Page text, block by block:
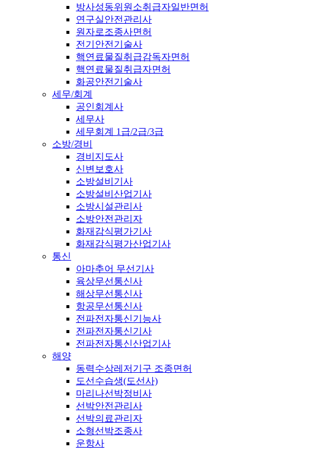
방사성동위원소취급자일반면허
연구실안전관리사
원자로조종사면허
전기안전기술사
핵연료물질취급감독자면허
핵연료물질취급자면허
화공안전기술사
세무/회계
공인회계사
세무사
세무회계 1급/2급/3급
소방/경비
경비지도사
신변보호사
소방설비기사
소방설비산업기사
소방시설관리사
소방안전관리자
화재감식평가기사
화재감식평가산업기사
통신
아마추어 무선기사
육상무선통신사
해상무선통신사
항공무선통신사
전파전자통신기능사
전파전자통신기사
전파전자통신산업기사
해양
동력수상레저기구 조종면허
도선수습생(도선사)
마리나선박정비사
선박안전관리사
선박의료관리자
소형선박조종사
운항사